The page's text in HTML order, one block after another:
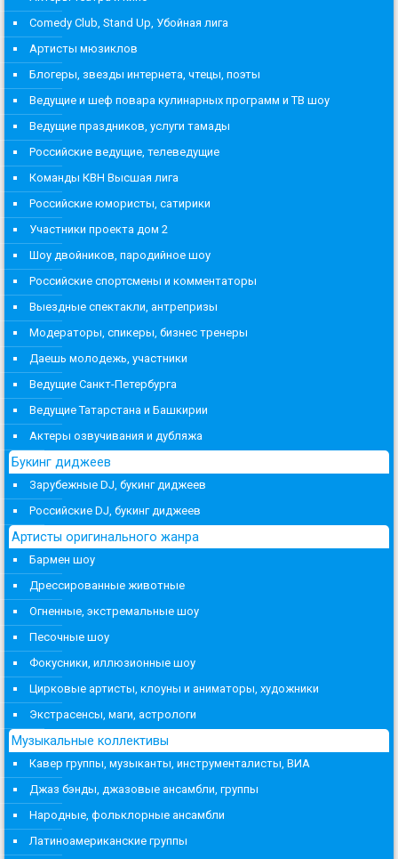
Comedy Club, Stand Up, Убойная лига
Артисты мюзиклов
Блогеры, звезды интернета, чтецы, поэты
Ведущие и шеф повара кулинарных программ и ТВ шоу
Ведущие праздников, услуги тамады
Российские ведущие, телеведущие
Команды КВН Высшая лига
Российские юмористы, сатирики
Участники проекта дом 2
Шоу двойников, пародийное шоу
Российские спортсмены и комментаторы
Выездные спектакли, антрепризы
Модераторы, спикеры, бизнес тренеры
Даешь молодежь, участники
Ведущие Санкт-Петербурга
Ведущие Татарстана и Башкирии
Актеры озвучивания и дубляжа
Букинг диджеев
Зарубежные DJ, букинг диджеев
Российские DJ, букинг диджеев
Артисты оригинального жанра
Бармен шоу
Дрессированные животные
Огненные, экстремальные шоу
Песочные шоу
Фокусники, иллюзионные шоу
Цирковые артисты, клоуны и аниматоры, художники
Экстрасенсы, маги, астрологи
Музыкальные коллективы
Кавер группы, музыканты, инструменталисты, ВИА
Джаз бэнды, джазовые ансамбли, группы
Народные, фольклорные ансамбли
Латиноамериканские группы